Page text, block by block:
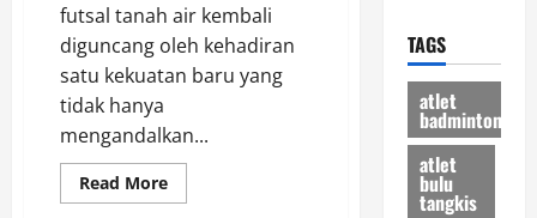
futsal tanah air kembali
diguncang oleh kehadiran
satu kekuatan baru yang
tidak hanya
mengandalkan...
Read MoreRead
more
TAGS
atlet
badminton
atlet
bulu
tangkis